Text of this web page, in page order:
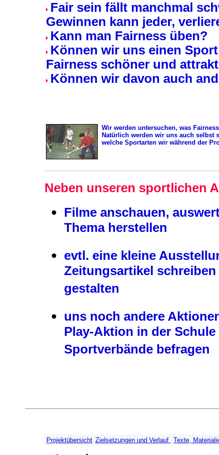
Fair sein fällt manchmal
Gewinnen kann jeder,
Kann man Fairness üben?
Können wir uns einen
Fairness schöner und
Können wir davon auch
Wir werden untersuchen, was
Natürlich werden wir uns auch selbst
welche Sportarten wir während der
Neben unseren sportlichen
Filme anschauen,
Thema herstellen
evtl. eine kleine
Zeitungsartikel
gestalten
uns noch andere
Play-Aktion in der
Sportverbände befragen
Projektübersicht Zielsetzungen und Verlauf Texte,